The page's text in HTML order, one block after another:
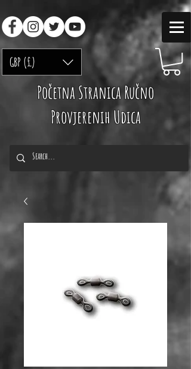
GBP (£)
Početna Stranica Ručno
Provjerenih Udica